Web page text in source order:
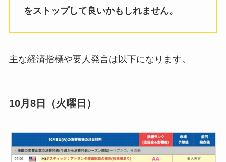
をストップして良いかもしれません。
主な経済指標や要人発言は以下になります。
10月8日（火曜日）